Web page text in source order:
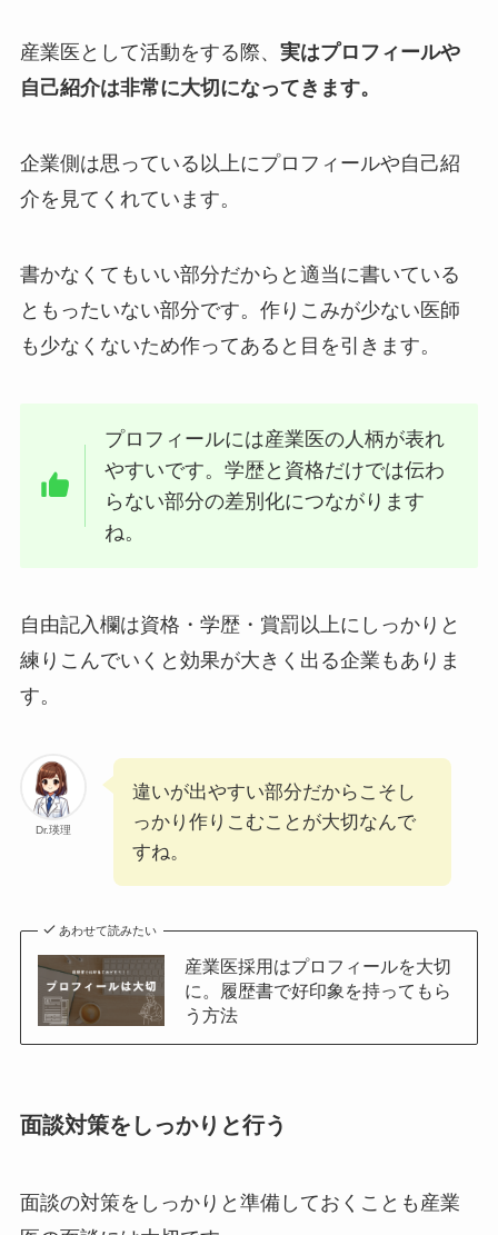
産業医として活動をする際、 実はプロフィールや
自己紹介は非常に大切になってきます。
企業側は思っている以上にプロフィールや自己紹
介を見てくれています。
書かなくてもいい部分だからと適当に書いている
ともったいない部分です。作りこみが少ない医師
も少なくないため作ってあると目を引きます。
プロフィールには産業医の人柄が表れ
やすいです。学歴と資格だけでは伝わ
らない部分の差別化につながります
ね。
自由記入欄は資格・学歴・賞罰以上にしっかりと
練りこんでいくと効果が大きく出る企業もありま
す。
Dr.瑛理
違いが出やすい部分だからこそし
っかり作りこむことが大切なんで
すね。
あわせて読みたい
産業医採用はプロフィールを大切
に。履歴書で好印象を持ってもら
う方法
面談対策をしっかりと行う
面談の対策をしっかりと準備しておくことも産業